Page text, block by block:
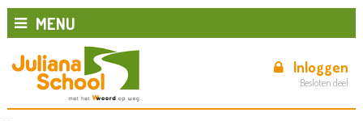
MENU
Inloggen
Besloten deel